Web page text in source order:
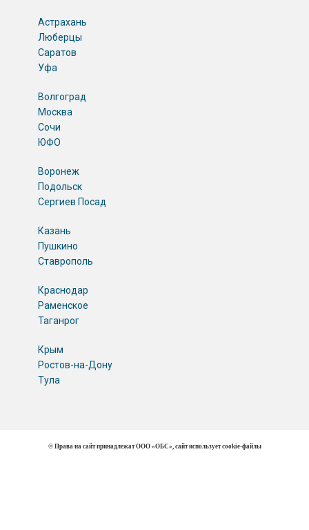
Астрахань
Люберцы
Саратов
Уфа
Волгоград
Москва
Сочи
ЮФО
Воронеж
Подольск
Сергиев Посад
Казань
Пушкино
Ставрополь
Краснодар
Раменское
Таганрог
Крым
Ростов-на-Дону
Тула
© Права на сайт принадлежат ООО «ОБС», сайт использует cookie-файлы